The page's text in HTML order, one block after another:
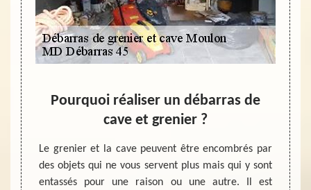
de
Pourquoi réaliser un débarras de
cave et grenier ?
Le grenier et la cave peuvent être encombrés par
des objets qui ne vous servent plus mais qui y sont
entassés pour une raison ou une autre. Il est
de